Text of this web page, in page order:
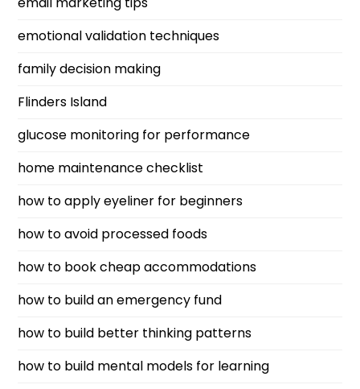
emotional validation techniques
family decision making
Flinders Island
glucose monitoring for performance
home maintenance checklist
how to apply eyeliner for beginners
how to avoid processed foods
how to book cheap accommodations
how to build an emergency fund
how to build better thinking patterns
how to build mental models for learning